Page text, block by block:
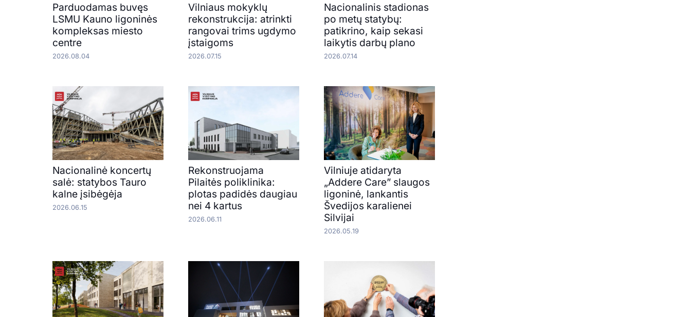
Parduodamas buvęs
LSMU Kauno ligoninės
kompleksas miesto
centre
2026.08.04
Vilniaus mokyklų
rekonstrukcija: atrinkti
rangovai trims ugdymo
įstaigoms
2026.07.15
Nacionalinis stadionas
po metų statybų:
patikrino, kaip sekasi
laikytis darbų plano
2026.07.14
Nacionalinė koncertų
salė: statybos Tauro
kalne įsibėgėja
2026.06.15
Rekonstruojama
Pilaitės poliklinika:
plotas padidės daugiau
nei 4 kartus
2026.06.11
Vilniuje atidaryta
„Addere Care” slaugos
ligoninė, lankantis
Švedijos karalienei
Silvijai
2026.05.19